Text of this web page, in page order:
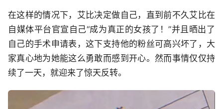
在这样的情况下，艾比决定做自己，直到前不久艾比在
自媒体平台官宣自己“成为真正的女孩了！”并且晒出了
自己的手术申请表，这下支持他的粉丝可高兴坏了，大
家真心地为她能这么勇敢而感到开心。然而事情仅仅持
续了一天，就迎来了惊天反转。